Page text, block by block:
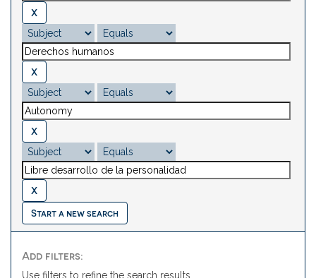
Start a new search
Add filters:
Use filters to refine the search results.